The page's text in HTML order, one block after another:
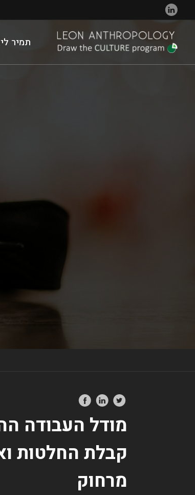
תמיר
מודל העבודה
קבלת החלטות
מרחוק